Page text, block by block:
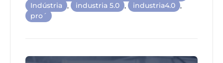
Indústria
, industria 5.0 , industria4.0 ,
pro´